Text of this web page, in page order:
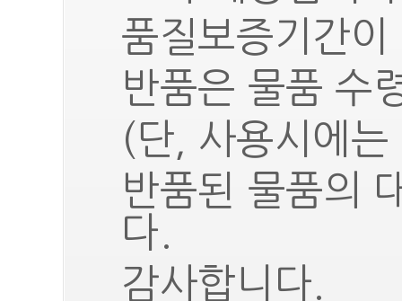
품질보증기간
반품은 물품 수
(단, 사용시에
반품된 물품의
다.
감사합니다.